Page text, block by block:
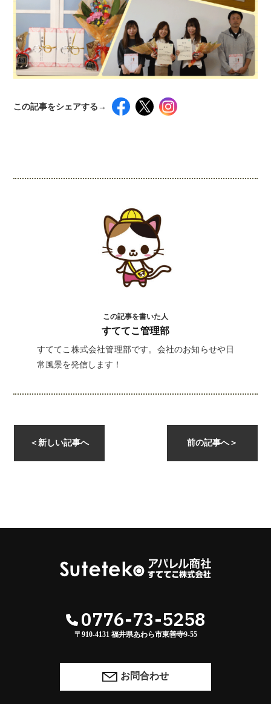
この記事をシェアする→
この記事を書いた人
すててこ管理部
すててこ株式会社管理部です。会社のお知らせや日
常風景を発信します！
前の記事へ＞
＜ 新しい記事へ
0776-73-5258
〒910-4131 福井県あわら市東善寺9-55
お問合わせ